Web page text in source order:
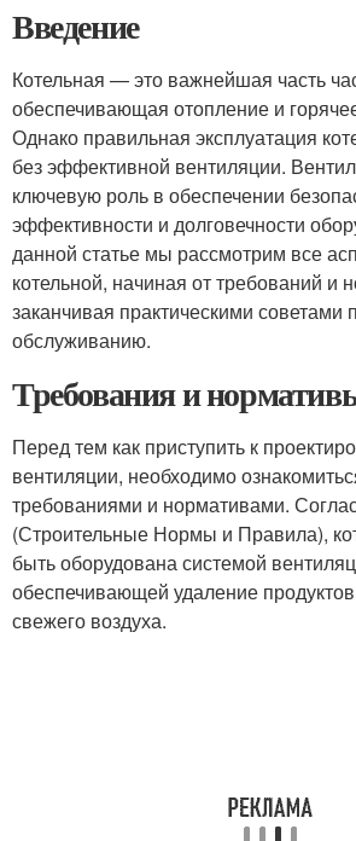
Введение
Котельная — это важнейшая часть
обеспечивающая отопление и
Однако правильная эксплуатация
без эффективной вентиляции.
ключевую роль в обеспечении
эффективности и долговечности
данной статье мы рассмотрим все
котельной, начиная от требований и
заканчивая практическими советами
обслуживанию.
Требования и
Перед тем как приступить к
вентиляции, необходимо
требованиями и нормативами.
(Строительные Нормы и Правила),
быть оборудована системой
обеспечивающей удаление
свежего воздуха.